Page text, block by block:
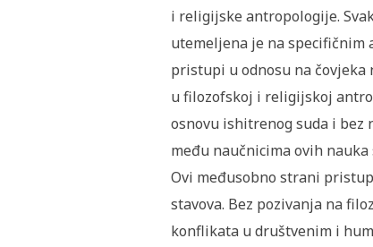
i religijske antropologije.
utemeljena je na specifičnim
pristupi u odnosu na
u filozofskoj i religijskoj
osnovu ishitrenog suda i bez
među naučnicima ovih
Ovi međusobno strani
stavova. Bez pozivanja na
konflikata u društvenim i